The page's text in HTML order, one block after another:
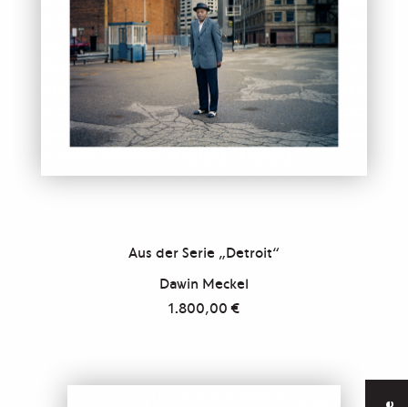
Aus der Serie „Detroit“
Dawin Meckel
1.800,00€